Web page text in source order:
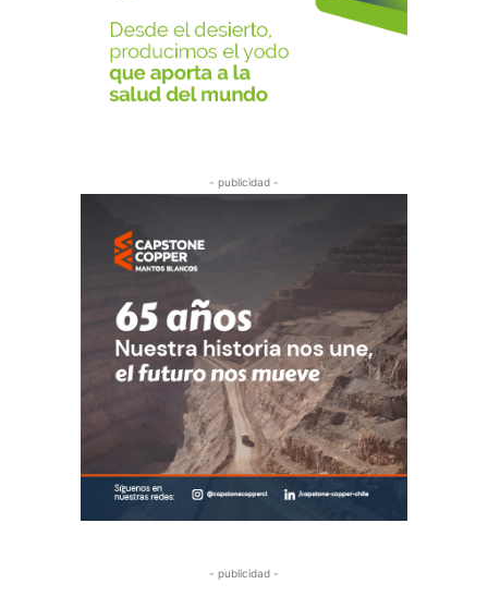
- publicidad -
- publicidad -